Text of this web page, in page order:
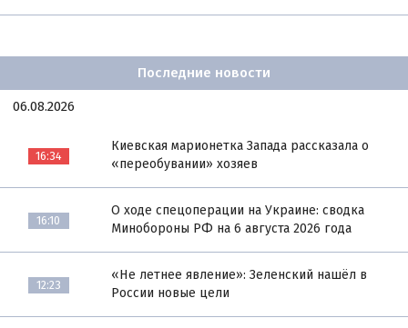
Последние новости
06.08.2026
16:34
Киевская марионетка Запада рассказала о
«переобувании» хозяев
16:10
О ходе спецоперации на Украине: сводка
Минобороны РФ на 6 августа 2026 года
12:23
«Не летнее явление»: Зеленский нашёл в
России новые цели